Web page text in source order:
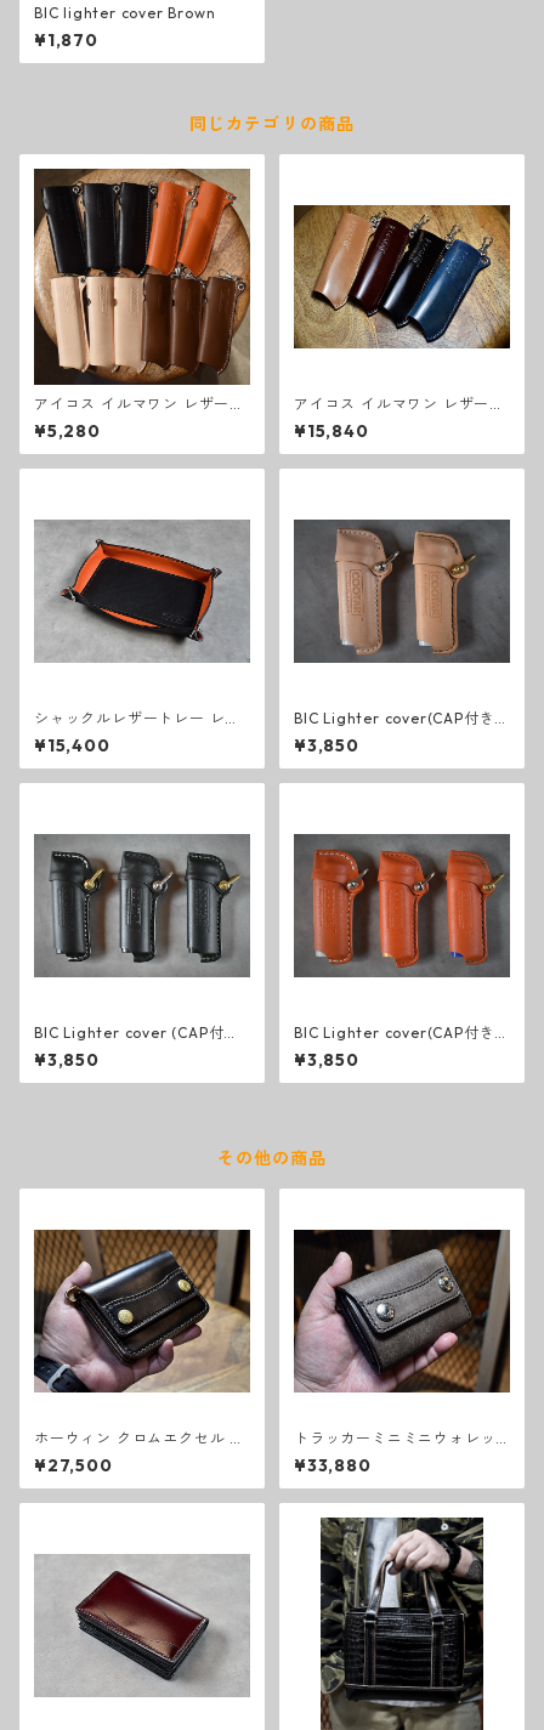
BIC lighter cover Brown
¥1,870
同じカテゴリの商品
アイコス イルマワン レザーカ
バー
¥5,280
アイコス イルマワン レザーカ
バー コードバン
¥15,840
シャックルレザートレー レク
タンブル(ブラック×オレンジ)
¥15,400
BIC Lighter cover(CAP付き)
Natural
¥3,850
BIC Lighter cover (CAP付き)
Black
¥3,850
BIC Lighter cover(CAP付き)
Orange
¥3,850
その他の商品
ホーウィン クロムエクセル ト
ラッカーウォレット スモール
¥27,500
トラッカーミニミニウォレッ
ト スクラッチ グレー
¥33,880